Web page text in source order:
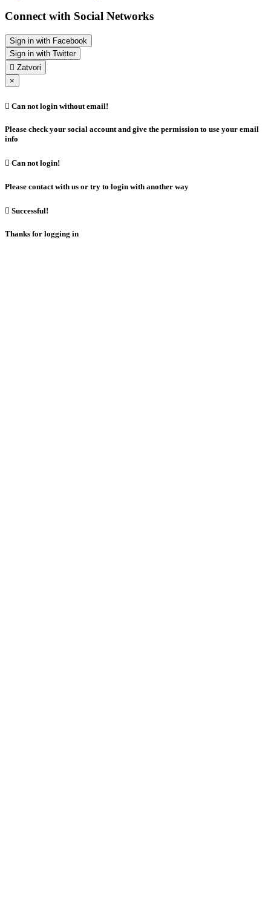
Connect with Social Networks
Sign in with Facebook
Sign in with Twitter
 Zatvori
×
 Can not login without email!
Please check your social account and give the permission to use your email
info
 Can not login!
Please contact with us or try to login with another way
 Successful!
Thanks for logging in